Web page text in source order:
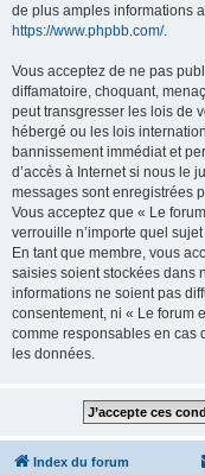
de plus amples informations
https://www.phpbb.com/.
Vous acceptez de ne pas
diffamatoire, choquant,
peut transgresser les lois de
hébergé ou les lois
bannissement immédiat et
d’accès à Internet si nous le
messages sont enregistrées
Vous acceptez que « Le
verrouille n’importe quel
En tant que membre, vous
saisies soient stockées dans
informations ne soient pas
consentement, ni « Le forum
comme responsables en cas
les données.
Index du forum